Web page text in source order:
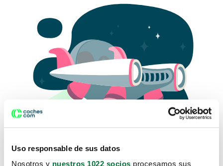
Uso responsable de sus datos
Nosotros y nuestros 1022 socios procesamos sus